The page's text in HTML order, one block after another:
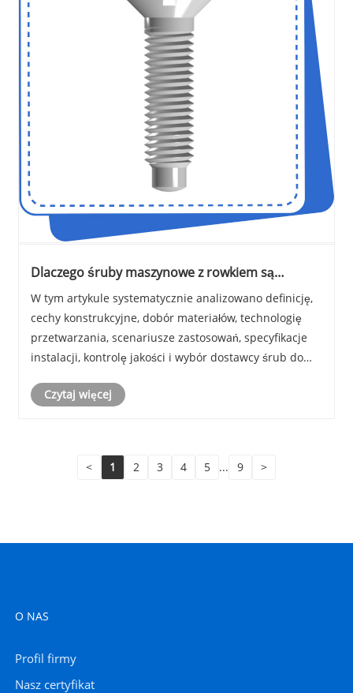
Dlaczego śruby maszynowe z rowkiem są
przemysłowego?
W tym artykule systematycznie analizowano definicję,
cechy konstrukcyjne, dobór materiałów, technologię
przetwarzania, scenariusze zastosowań, specyfikacje
instalacji, kontrolę jakości i wybór dostawcy śrub do
problemów związanych z niestabilnym moc......
Czytaj więcej
< 1 2 3 4 5 ... 9 >
O NAS
Profil firmy
Nasz certyfikat